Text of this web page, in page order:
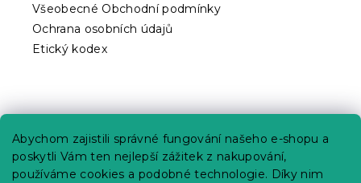
Abychom zajistili správné fungování našeho e-shopu a
poskytli Vám ten nejlepší zážitek z nakupování,
používáme cookies a podobné technologie. Díky nim
Všeobecné Obchodní podmínky
Ochrana osobních údajů
Etický kodex
Kariéra